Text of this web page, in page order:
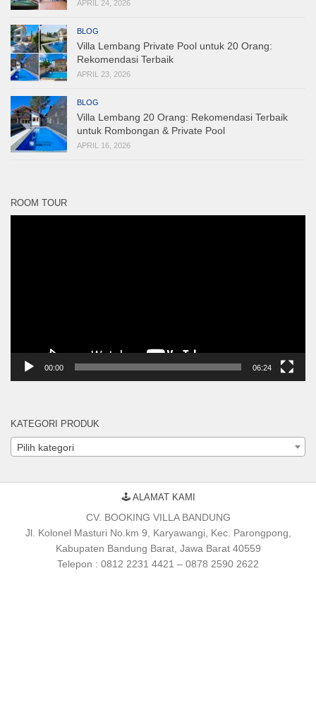
APRIL 24, 2026
BLOG
Villa Lembang Private Pool untuk 20 Orang:
Rekomendasi Terbaik
APRIL 23, 2026
BLOG
Villa Lembang 20 Orang: Rekomendasi Terbaik
untuk Rombongan & Private Pool
APRIL 16, 2026
ROOM TOUR
00:00 06:24
KATEGORI PRODUK
Pilih kategori
🕹 ALAMAT KAMI
CV. BOOKING VILLA BANDUNG
Jl. Kolonel Masturi No.km 9, Karyawangi, Kec. Parongpong,
Kabupaten Bandung Barat, Jawa Barat 40559
Telepon : 0812 2231 4421 – 0878 2590 2622